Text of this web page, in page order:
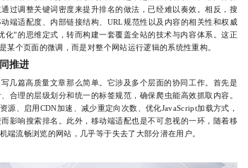
过调整关键词密度来提升排名的做法，已经难以奏效。相反，搜
端适配度、内部链接结构、URL规范性以及内容的相关性和权威
化”的思维定式，转而构建一套覆盖全站的技术与内容体系。这正
个页面的微调，而是对整个网站运行逻辑的系统性重构。
推进
篇高质量文章那么简单。它涉及多个层面的协同工作。首先是
合理的层级划分和统一的标签规范，确保爬虫能高效抓取内容。
源、启用CDN加速、减少重定向次数、优化JavaScript加载方式，
影响搜索排名。此外，移动端适配也是不可忽视的一环，随着移
端流畅浏览的网站，几乎等于失去了大部分潜在用户。